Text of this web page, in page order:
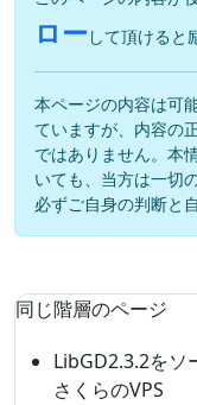
ロー して頂けると
本ページの内容は可
ていますが、内容の
ではありません。本
いても、当方は一切
必ずご自身の判断と
同じ階層のページ
LibGD2.3.2をソ
さくらのVPS